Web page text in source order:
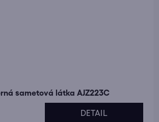
sametová látka AJZ223C
DETAIL